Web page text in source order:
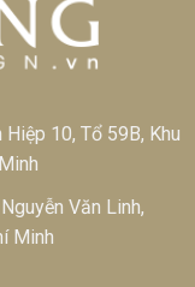
10, Tổ 59B, Khu
Văn Linh,
Minh